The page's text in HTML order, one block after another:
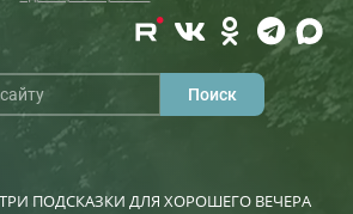
ПОДСКАЗКИ ДЛЯ ХОРОШЕГО ВЕЧЕРА